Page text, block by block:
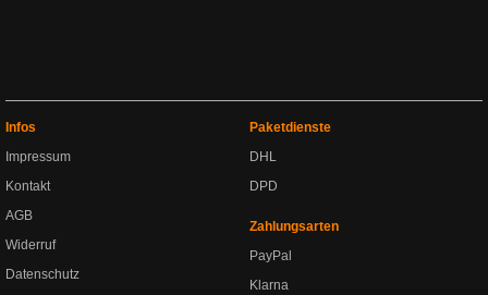
Infos
Impressum
Kontakt
AGB
Widerruf
Datenschutz
Paketdienste
DHL
DPD
Zahlungsarten
PayPal
Klarna